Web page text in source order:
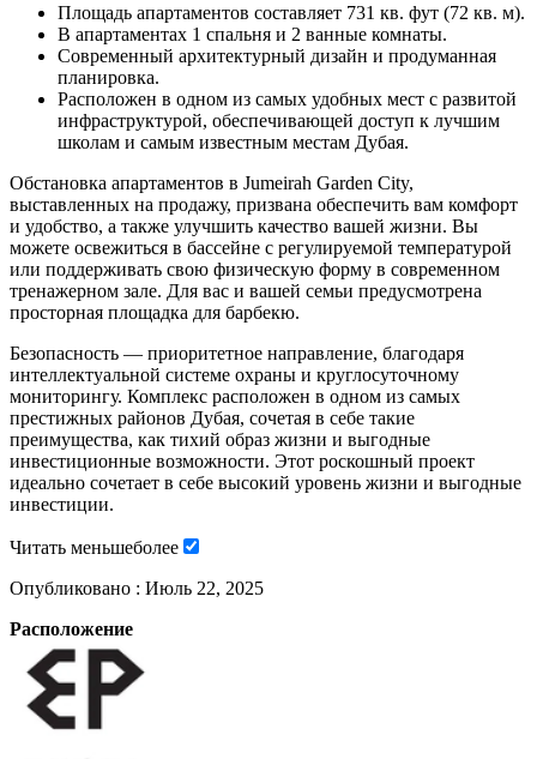
Площадь апартаментов составляет 731 кв. фут (72 кв. м).
В апартаментах 1 спальня и 2 ванные комнаты.
Современный архитектурный дизайн и продуманная
планировка.
Расположен в одном из самых удобных мест с развитой
инфраструктурой, обеспечивающей доступ к лучшим
школам и самым известным местам Дубая.
Обстановка апартаментов в Jumeirah Garden City,
выставленных на продажу, призвана обеспечить вам комфорт
и удобство, а также улучшить качество вашей жизни. Вы
можете освежиться в бассейне с регулируемой температурой
или поддерживать свою физическую форму в современном
тренажерном зале. Для вас и вашей семьи предусмотрена
просторная площадка для барбекю.
Безопасность — приоритетное направление, благодаря
интеллектуальной системе охраны и круглосуточному
мониторингу. Комплекс расположен в одном из самых
престижных районов Дубая, сочетая в себе такие
преимущества, как тихий образ жизни и выгодные
инвестиционные возможности. Этот роскошный проект
идеально сочетает в себе высокий уровень жизни и выгодные
инвестиции.
Читать меньшеболее
Опубликовано : Июль 22, 2025
Расположение